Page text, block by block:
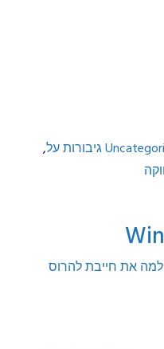
גיבורות על,
למה את חייבת להרוס